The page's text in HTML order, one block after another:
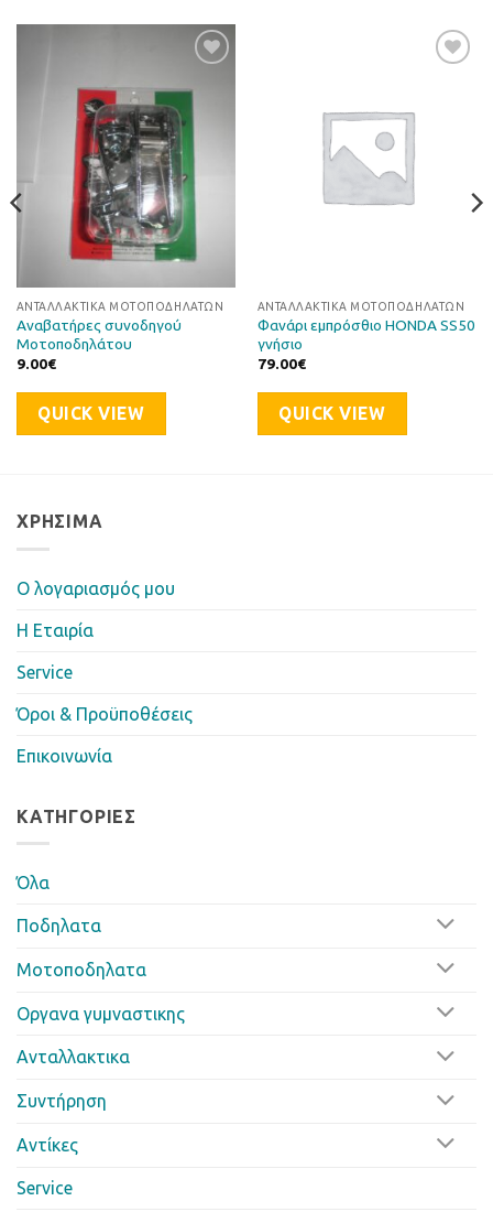
στη Λίστα
Επιθυμιών
ΑΝΤΑΛΛΑΚΤΙΚΆ ΜΟΤΟΠΟΔΗΛΆΤΩΝ
Αναβατήρες συνοδηγού
Μοτοποδηλάτου
9.00€
QUICK VIEW
Επιθυμιών
ΑΝΤΑΛΛΑΚΤΙΚΆ ΜΟΤΟΠΟΔΗΛΆΤΩΝ
Φανάρι εμπρόσθιο HONDA SS50
γνήσιο
79.00€
QUICK VIEW
ΧΡΉΣΙΜΑ
Ο λογαριασμός μου
Η Eταιρία
Service
Όροι & Προϋποθέσεις
Επικοινωνία
ΚΑΤΗΓΟΡΊΕΣ
Όλα
Ποδηλατα
Μοτοποδηλατα
Οργανα γυμναστικης
Ανταλλακτικα
Συντήρηση
Αντίκες
Service